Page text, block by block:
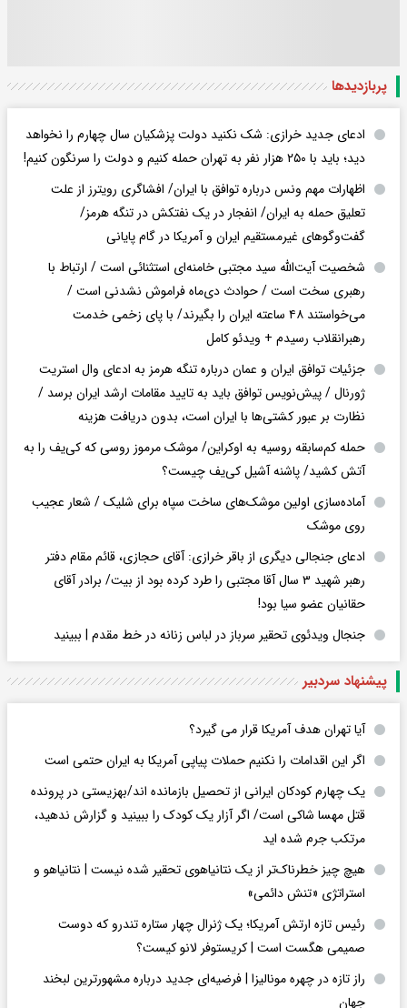
پربازدید‌ها
ادعای جدید خرازی: شک نکنید دولت پزشکیان سال چهارم را نخواهد
دید؛ باید با ۲۵۰ هزار نفر به تهران حمله کنیم و دولت را سرنگون کنیم!
اظهارات مهم ونس درباره توافق با ایران/ افشاگری رویترز از علت
تعلیق حمله به ایران/ انفجار در یک نفتکش در تنگه هرمز/
گفت‌وگوهای غیرمستقیم ایران و آمریکا در گام پایانی
شخصیت آیت‌الله سید مجتبی خامنه‌ای استثنائی است / ارتباط با
رهبری سخت است / حوادث دی‌ماه فراموش نشدنی است /
می‌خواستند ۴۸ ساعته ایران را بگیرند/ با پای زخمی خدمت
رهبرانقلاب رسیدم + ویدئو کامل
جزئیات توافق ایران و عمان درباره تنگه هرمز به ادعای وال استریت
ژورنال / پیش‌نویس توافق باید به تایید مقامات ارشد ایران برسد /
نظارت بر عبور کشتی‌ها با ایران است، بدون دریافت هزینه
حمله کم‌سابقه روسیه به اوکراین/ موشک مرموز روسی که کی‌یف را به
آتش کشید/ پاشنه آشیل کی‌یف چیست؟
آماده‌سازی اولین موشک‌های ساخت سپاه برای شلیک / شعار عجیب
روی موشک
ادعای جنجالی دیگری از باقر خرازی: آقای حجازی، قائم مقام دفتر
رهبر شهید ۳ سال آقا مجتبی را طرد کرده بود از بیت/ برادر آقای
حقانیان عضو سیا بود!
جنجال ویدئوی تحقیر سرباز در لباس زنانه در خط مقدم | ببینید
پیشنهاد سردبیر
آیا تهران هدف آمریکا قرار می گیرد؟
اگر این اقدامات را نکنیم حملات پیاپی آمریکا به ایران حتمی است
یک چهارم کودکان ایرانی از تحصیل بازمانده اند/بهزیستی در پرونده
قتل مهسا شاکی است/ اگر آزار یک کودک را ببینید و گزارش ندهید،
مرتکب جرم شده اید
هیچ چیز خطرناک‌تر از یک نتانیاهوی تحقیر شده نیست | نتانیاهو و
استراتژی «تنش دائمی»
رئیس تازه ارتش آمریکا؛ یک ژنرال چهار ستاره تندرو که دوست
صمیمی هگست است | کریستوفر لانو کیست؟
راز تازه در چهره مونالیزا | فرضیه‌ای جدید درباره مشهورترین لبخند
جهان